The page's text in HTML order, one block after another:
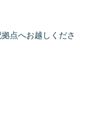
点へお越しくださ